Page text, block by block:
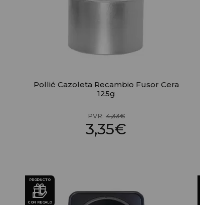
Pollié Cazoleta Recambio Fusor Cera
125g
PVR: 4,33€
3,35€
PRODUCTO
CON REGALO